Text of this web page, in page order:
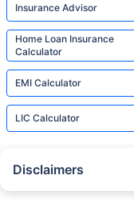
Insurance Advisor
Home Loan Insurance
Calculator
EMI Calculator
LIC Calculator
Disclaimers